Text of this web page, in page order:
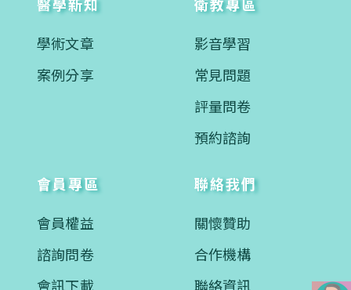
學術文章
案例分享
影音學習
常見問題
評量問卷
預約諮詢
會員專區
會員權益
諮詢問卷
會訊下載
聯絡我們
關懷贊助
合作機構
聯絡資訊